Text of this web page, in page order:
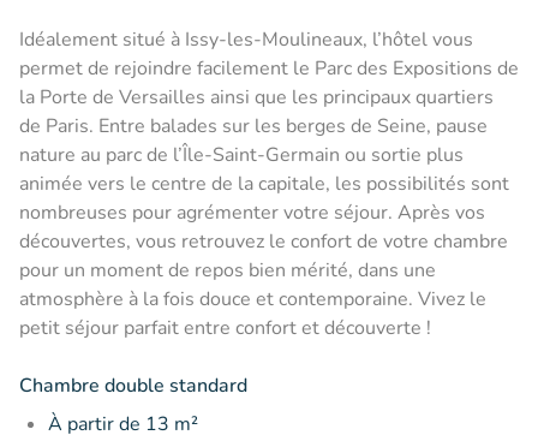
Idéalement situé à Issy-les-Moulineaux, l’hôtel vous
permet de rejoindre facilement le Parc des Expositions de
la Porte de Versailles ainsi que les principaux quartiers
de Paris. Entre balades sur les berges de Seine, pause
nature au parc de l’Île-Saint-Germain ou sortie plus
animée vers le centre de la capitale, les possibilités sont
nombreuses pour agrémenter votre séjour. Après vos
découvertes, vous retrouvez le confort de votre chambre
pour un moment de repos bien mérité, dans une
atmosphère à la fois douce et contemporaine. Vivez le
petit séjour parfait entre confort et découverte !
Chambre double standard
À partir de 13 m²